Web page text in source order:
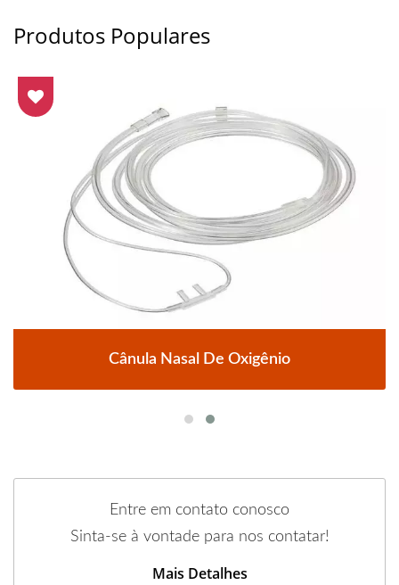
Produtos Populares
Cânula Nasal De Oxigênio
Entre em contato conosco
Sinta-se à vontade para nos contatar!
Mais Detalhes